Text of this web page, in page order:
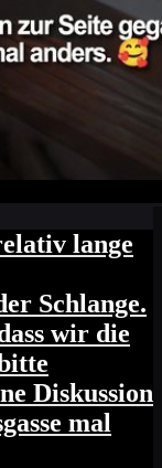
lange
Schlange.
wir die
Diskussion
mal